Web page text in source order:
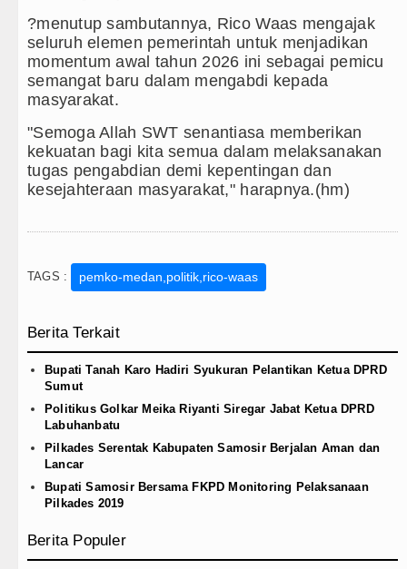
?menutup sambutannya, Rico Waas mengajak
seluruh elemen pemerintah untuk menjadikan
momentum awal tahun 2026 ini sebagai pemicu
semangat baru dalam mengabdi kepada
masyarakat.
"Semoga Allah SWT senantiasa memberikan
kekuatan bagi kita semua dalam melaksanakan
tugas pengabdian demi kepentingan dan
kesejahteraan masyarakat," harapnya.(hm)
TAGS : pemko-medan,politik,rico-waas
Berita Terkait
Bupati Tanah Karo Hadiri Syukuran Pelantikan Ketua DPRD
Sumut
Politikus Golkar Meika Riyanti Siregar Jabat Ketua DPRD
Labuhanbatu
Pilkades Serentak Kabupaten Samosir Berjalan Aman dan
Lancar
Bupati Samosir Bersama FKPD Monitoring Pelaksanaan
Pilkades 2019
Berita Populer